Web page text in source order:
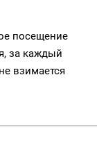
посещение
за каждый
взимается